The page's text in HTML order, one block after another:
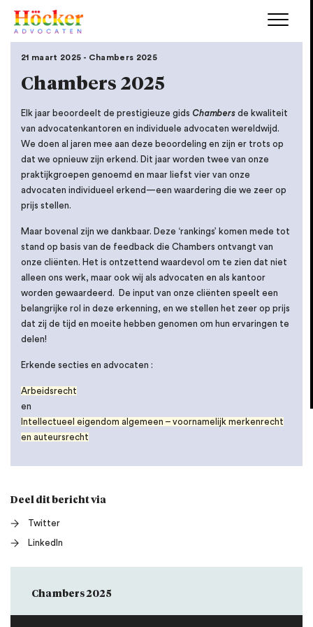
21 maart 2025 - Chambers 2025
Chambers 2025
Elk jaar beoordeelt de prestigieuze gids Chambers de kwaliteit
van advocatenkantoren en individuele advocaten wereldwijd.
We doen al jaren mee aan deze beoordeling en zijn er trots op
dat we opnieuw zijn erkend. Dit jaar worden twee van onze
praktijkgroepen genoemd en maar liefst vier van onze
advocaten individueel erkend—een waardering die we zeer op
prijs stellen.
Maar bovenal zijn we dankbaar. Deze ‘rankings’ komen mede tot
stand op basis van de feedback die Chambers ontvangt van
onze cliënten. Het is ontzettend waardevol om te zien dat niet
alleen ons werk, maar ook wij als advocaten en als kantoor
worden gewaardeerd. De input van onze cliënten speelt een
belangrijke rol in deze erkenning, en we stellen het zeer op prijs
dat zij de tijd en moeite hebben genomen om hun ervaringen te
delen!
Erkende secties en advocaten :
Arbeidsrecht
en
Intellectueel eigendom algemeen – voornamelijk merkenrecht
en auteursrecht
Deel dit bericht via
Twitter
LinkedIn
Chambers 2025